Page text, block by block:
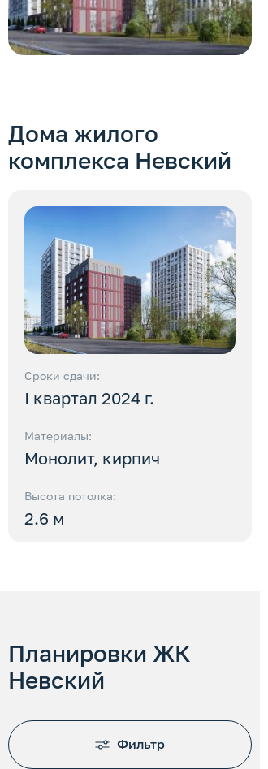
Дома жилого
комплекса Невский
Сроки сдачи:
I квартал 2024 г.
Материалы:
Монолит, кирпич
Высота потолка:
2.6 м
Планировки ЖК
Невский
Фильтр